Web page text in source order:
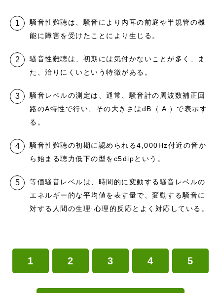
騒音性難聴は、騒音により内耳の前庭や半規管の機
能に障害を受けたことにより生じる。
騒音性難聴は、初期には気付かないことが多く、ま
た、治りにくいという特徴がある。
騒音レベルの測定は、通常、騒音計の周波数補正回
路のA特性で行い、その大きさはdB（ A ）で表示す
る。
騒音性難聴の初期に認められる4,000Hz付近の音か
ら始まる聴力低下の型をc5dipという。
等価騒音レベルは、時間的に変動する騒音レベルの
エネルギー的な平均値を表す量で、変動する騒音に
対する人間の生理·心理的反応とよく対応している。
1 2 3 4 5